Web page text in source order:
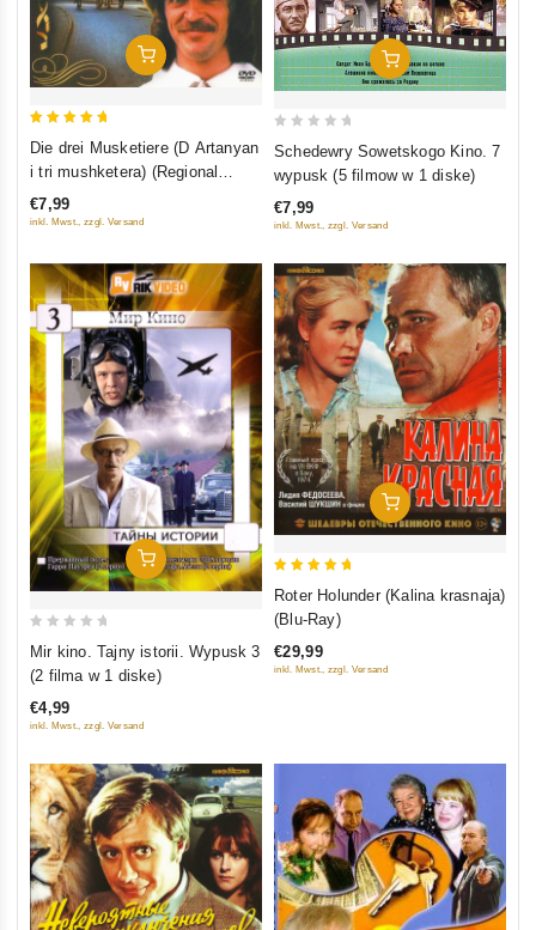
In Den Warenkorb
Die drei Musketiere (D Artanyan
i tri mushketera) (Regional
Code: 5)
€7,99
inkl. Mwst., zzgl. Versand
In Den Warenkorb
5
Schedewry Sowetskogo Kino. 7
wypusk (5 filmow w 1 diske)
€7,99
inkl. Mwst., zzgl. Versand
In Den Warenkorb
5
Mir kino. Tajny istorii. Wypusk 3
(2 filma w 1 diske)
€4,99
inkl. Mwst., zzgl. Versand
In Den Warenkorb
Roter Holunder (Kalina krasnaja)
(Blu-Ray)
€29,99
inkl. Mwst., zzgl. Versand